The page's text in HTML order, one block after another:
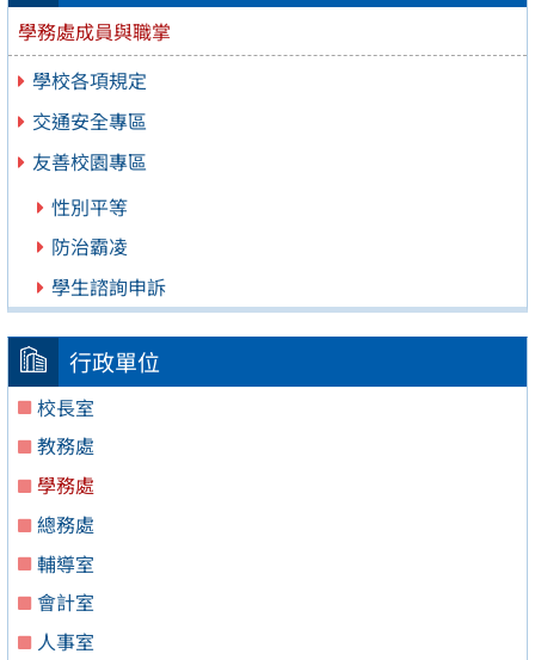
學務處成員與職掌
學校各項規定
交通安全專區
友善校園專區
性別平等
防治霸凌
學生諮詢申訴
行政單位
校長室
教務處
學務處
總務處
輔導室
會計室
人事室